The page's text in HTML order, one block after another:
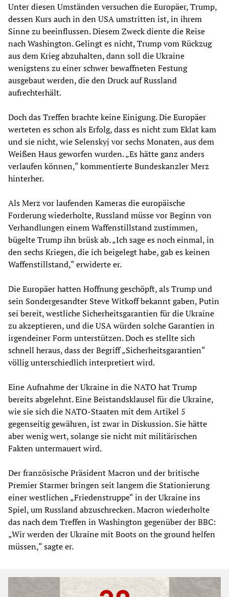
Unter diesen Umständen versuchen die Europäer, Trump,
dessen Kurs auch in den USA umstritten ist, in ihrem
Sinne zu beeinflussen. Diesem Zweck diente die Reise
nach Washington. Gelingt es nicht, Trump vom Rückzug
aus dem Krieg abzuhalten, dann soll die Ukraine
wenigstens zu einer schwer bewaffneten Festung
ausgebaut werden, die den Druck auf Russland
aufrechterhält.
Doch das Treffen brachte keine Einigung. Die Europäer
werteten es schon als Erfolg, dass es nicht zum Eklat kam
und sie nicht, wie Selenskyj vor sechs Monaten, aus dem
Weißen Haus geworfen wurden. „Es hätte ganz anders
verlaufen können,“ kommentierte Bundeskanzler Merz
hinterher.
Als Merz vor laufenden Kameras die europäische
Forderung wiederholte, Russland müsse vor Beginn von
Verhandlungen einem Waffenstillstand zustimmen,
bügelte Trump ihn brüsk ab. „Ich sage es noch einmal, in
den sechs Kriegen, die ich beigelegt habe, gab es keinen
Waffenstillstand,“ erwiderte er.
Die Europäer hatten Hoffnung geschöpft, als Trump und
sein Sondergesandter Steve Witkoff bekannt gaben, Putin
sei bereit, westliche Sicherheitsgarantien für die Ukraine
zu akzeptieren, und die USA würden solche Garantien in
irgendeiner Form unterstützen. Doch es stellte sich
schnell heraus, dass der Begriff „Sicherheitsgarantien“
völlig unterschiedlich interpretiert wird.
Eine Aufnahme der Ukraine in die NATO hat Trump
bereits abgelehnt. Eine Beistandsklausel für die Ukraine,
wie sie sich die NATO-Staaten mit dem Artikel 5
gegenseitig gewähren, ist zwar in Diskussion. Sie hätte
aber wenig wert, solange sie nicht mit militärischen
Fakten untermauert wird.
Der französische Präsident Macron und der britische
Premier Starmer bringen seit langem die Stationierung
einer westlichen „Friedenstruppe“ in der Ukraine ins
Spiel, um Russland abzuschrecken. Macron wiederholte
das nach dem Treffen in Washington gegenüber der BBC:
„Wir werden der Ukraine mit Boots on the ground helfen
müssen,“ sagte er.